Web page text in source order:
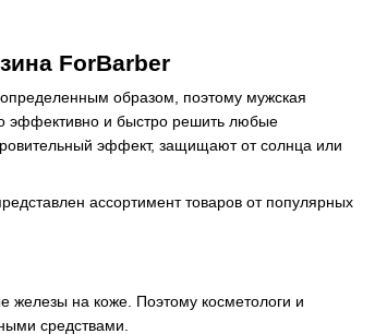
ForBarber
образом, поэтому мужская
эффективно и быстро решить любые
эффект, защищают от солнца или
ассортимент товаров от популярных
на коже. Поэтому косметологи и
средствами.